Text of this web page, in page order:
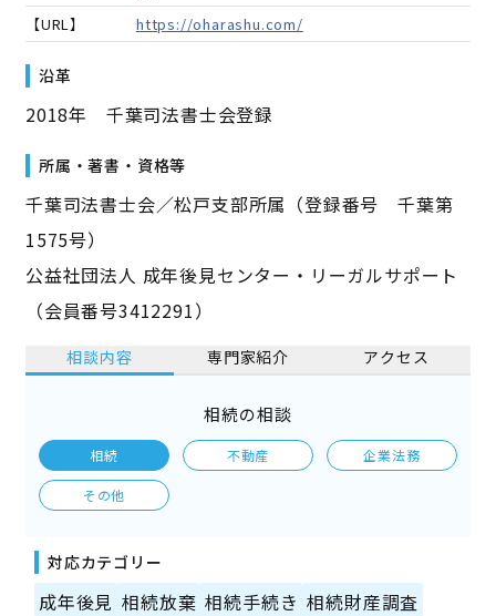
【URL】
https://oharashu.com/
沿革
2018年 千葉司法書士会登録
所属・著書・資格等
千葉司法書士会／松戸支部所属（登録番号 千葉第
1575号）
公益社団法人 成年後見センター・リーガルサポート
（会員番号3412291）
相談内容 専門家紹介 アクセス
相続の相談
相続 不動産 企業法務
その他
対応カテゴリー
成年後見 相続放棄 相続手続き 相続財産調査